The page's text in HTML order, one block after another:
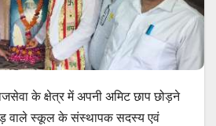
के क्षेत्र में अपनी अमिट छाप छोड़ने
पेड़ वाले स्कूल के संस्थापक सदस्य एवं